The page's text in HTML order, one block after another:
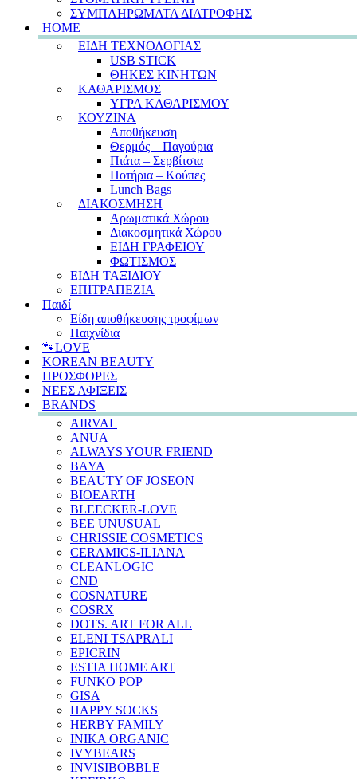
ΣΥΜΠΛΗΡΩΜΑΤΑ ΔΙΑΤΡΟΦΗΣ
HOME
ΕΙΔΗ ΤΕΧΝΟΛΟΓΙΑΣ
USB STICK
ΘΗΚΕΣ ΚΙΝΗΤΩΝ
ΚΑΘΑΡΙΣΜΟΣ
ΥΓΡΑ ΚΑΘΑΡΙΣΜΟΥ
ΚΟΥΖΙΝΑ
Αποθήκευση
Θερμός – Παγούρια
Πιάτα – Σερβίτσια
Ποτήρια – Κούπες
Lunch Bags
ΔΙΑΚΟΣΜΗΣΗ
Αρωματικά Χώρου
Διακοσμητικά Χώρου
ΕΙΔΗ ΓΡΑΦΕΙΟΥ
ΦΩΤΙΣΜΟΣ
ΕΙΔΗ ΤΑΞΙΔΙΟΥ
ΕΠΙΤΡΑΠΕΖΙΑ
Παιδί
Είδη αποθήκευσης τροφίμων
Παιχνίδια
🐾LOVE
KOREAN BEAUTY
ΠΡΟΣΦΟΡΕΣ
ΝΕΕΣ ΑΦΙΞΕΙΣ
BRANDS
AIRVAL
ANUA
ALWAYS YOUR FRIEND
BAYA
BEAUTY OF JOSEON
BIOEARTH
BLEECKER-LOVE
BEE UNUSUAL
CHRISSIE COSMETICS
CERAMICS-ILIANA
CLEANLOGIC
CND
COSNATURE
COSRX
DOTS. ART FOR ALL
ELENI TSAPRALI
EPICRIN
ESTIA HOME ART
FUNKO POP
GISA
HAPPY SOCKS
HERBY FAMILY
INIKA ORGANIC
IVYBEARS
INVISIBOBBLE